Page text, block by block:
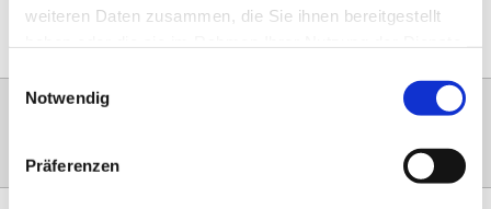
weiteren Daten zusammen, die Sie ihnen bereitgestellt
Einwilligungsauswahl
Notwendig
Präferenzen